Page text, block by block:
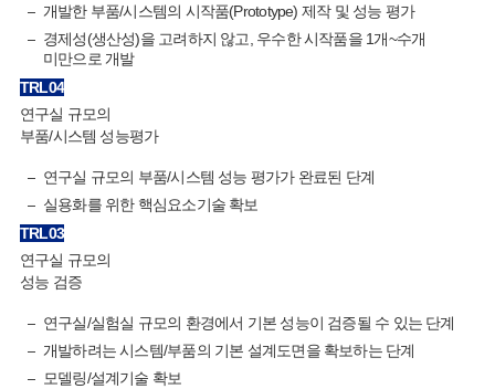
개발한 부품/시스템의 시작품(Prototype) 제작 및 성능 평가
경제성(생산성)을 고려하지 않고, 우수한 시작품을 1개~수개
미만으로 개발
TRL04
연구실 규모의
부품/시스템 성능평가
연구실 규모의 부품/시스템 성능 평가가 완료된 단계
실용화를 위한 핵심요소기술 확보
TRL03
연구실 규모의
성능 검증
연구실/실험실 규모의 환경에서 기본 성능이 검증될 수 있는 단계
개발하려는 시스템/부품의 기본 설계도면을 확보하는 단계
모델링/설계기술 확보